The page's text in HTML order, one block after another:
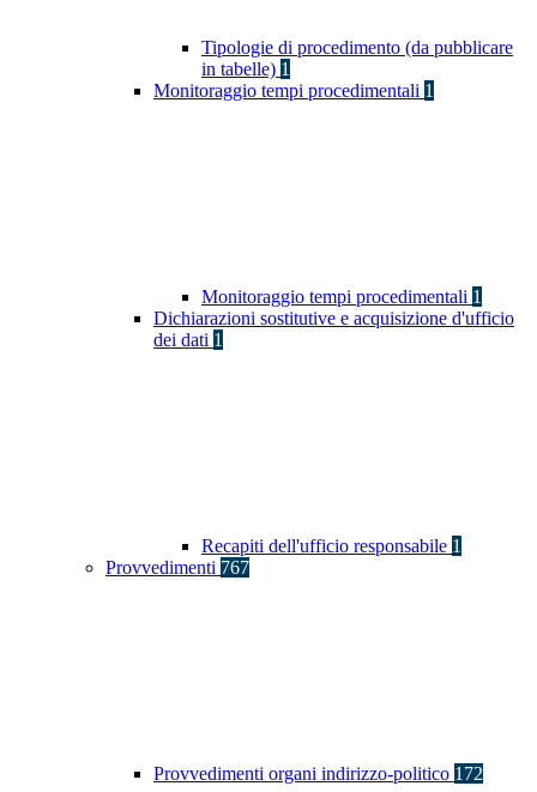
Tipologie di procedimento (da pubblicare
in tabelle) 1
Monitoraggio tempi procedimentali 1
Monitoraggio tempi procedimentali 1
Dichiarazioni sostitutive e acquisizione d'ufficio
dei dati 1
Recapiti dell'ufficio responsabile 1
Provvedimenti 767
Provvedimenti organi indirizzo-politico 172